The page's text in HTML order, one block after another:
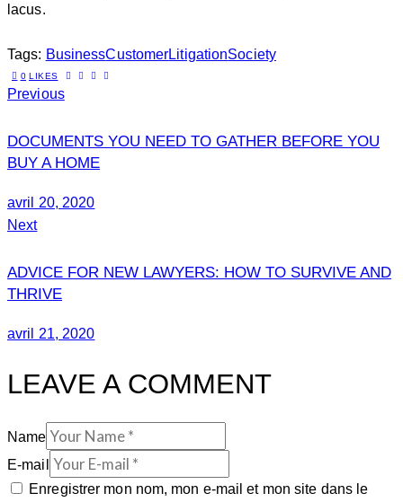
Kevin
lacus.
Tags: BusinessCustomerLitigationSociety
0 LIKES
Previous
DOCUMENTS YOU NEED TO GATHER BEFORE YOU
BUY A HOME
avril 20, 2020
Next
ADVICE FOR NEW LAWYERS: HOW TO SURVIVE AND
THRIVE
avril 21, 2020
LEAVE A COMMENT
Name
E-mail
Enregistrer mon nom, mon e-mail et mon site dans le